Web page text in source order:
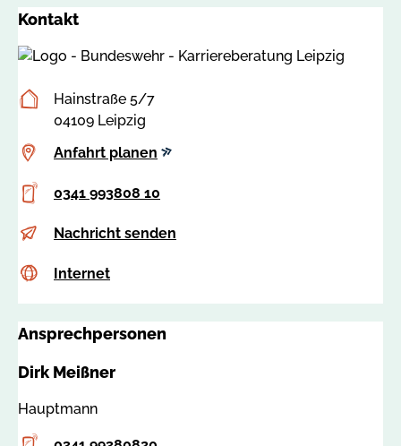
Kontakt
Postanschrift
Hainstraße 5/7
04109 Leipzig
Anfahrt
Anfahrt planen
Telefon
0341 993808 10
k
r
b
e
i
Nachricht senden
Internet
c
a
8
0
Internet
Ansprechpersonen
Dirk Meißner
Hauptmann